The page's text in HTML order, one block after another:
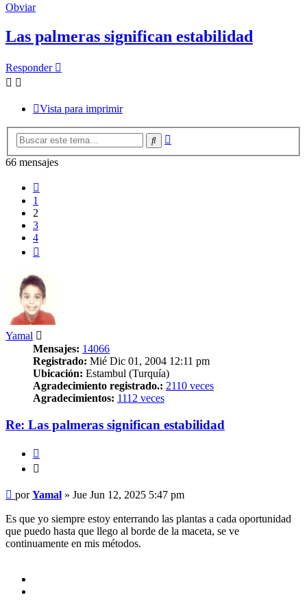
Obviar
Las palmeras significan estabilidad
Responder
Vista para imprimir
Buscar
66 mensajes
1
2
3
4
Yamal
Mensajes: 14066
Registrado: Mié Dic 01, 2004 12:11 pm
Ubicación: Estambul (Turquía)
Agradecimiento registrado.: 2110 veces
Agradecimientos: 1112 veces
Re: Las palmeras significan estabilidad
Mensaje
porYamal » Jue Jun 12, 2025 5:47 pm
Es que yo siempre estoy enterrando las plantas a cada oportunidad
que puedo hasta que llego al borde de la maceta, se ve
continuamente en mis métodos.